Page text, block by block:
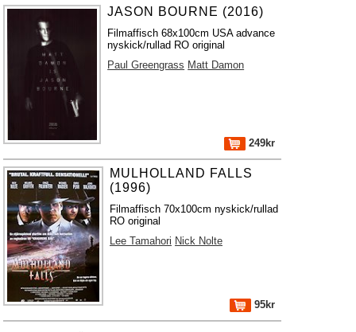
JASON BOURNE (2016)
Filmaffisch 68x100cm USA advance
nyskick/rullad RO original
Paul Greengrass Matt Damon
249kr
MULHOLLAND FALLS
(1996)
Filmaffisch 70x100cm nyskick/rullad
RO original
Lee Tamahori Nick Nolte
95kr